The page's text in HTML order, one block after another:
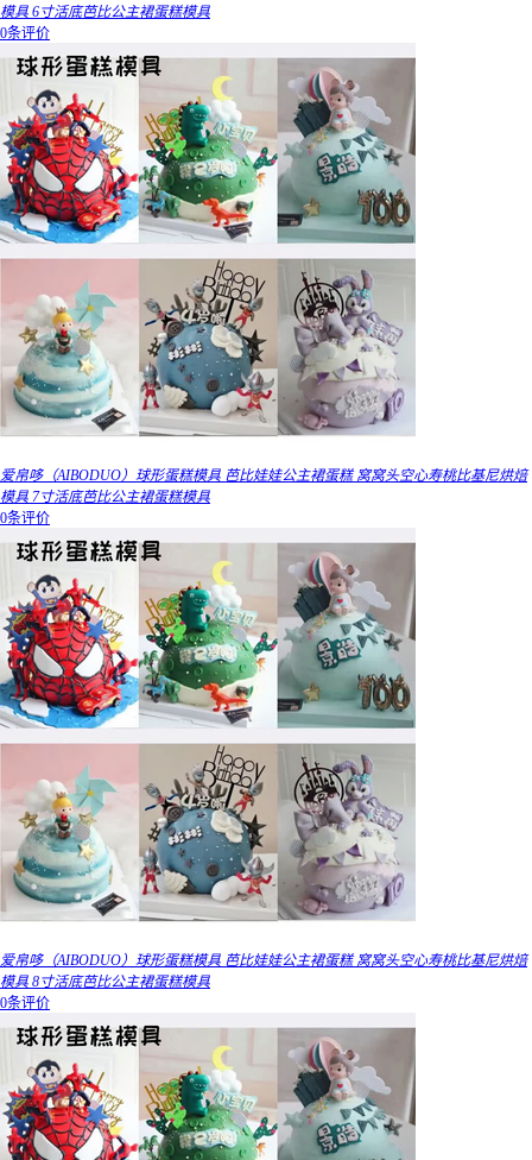
模具 6寸活底芭比公主裙蛋糕模具
0条评价
爱帛哆（AIBODUO）球形蛋糕模具 芭比娃娃公主裙蛋糕 窝窝头空心寿桃比基尼烘焙
模具 7寸活底芭比公主裙蛋糕模具
0条评价
爱帛哆（AIBODUO）球形蛋糕模具 芭比娃娃公主裙蛋糕 窝窝头空心寿桃比基尼烘焙
模具 8寸活底芭比公主裙蛋糕模具
0条评价